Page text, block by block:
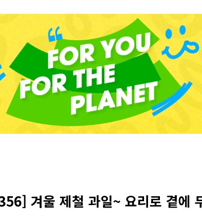
겨울 제철 과일~ 요리로 곁에